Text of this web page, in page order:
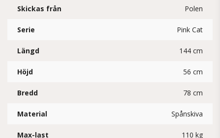
Skickas från Polen
Serie Pink Cat
Längd 144 cm
Höjd 56 cm
Bredd 78 cm
Material Spånskiva
Max-last 110 kg